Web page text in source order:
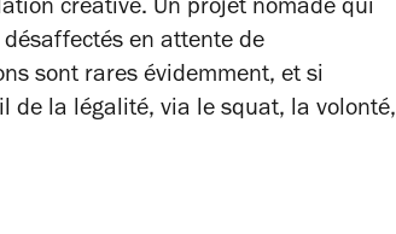
créative. Un projet nomade qui
en attente de
sont rares évidemment, et si
de la légalité, via le squat, la volonté,